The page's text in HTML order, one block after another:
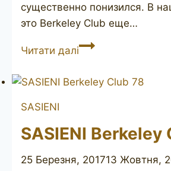
существенно понизился. В
это Berkeley Club еще…
Читати даліSASIENI
Club
SASIENI
SASIENI Berkeley
25 Березня, 201713 Жовтня,